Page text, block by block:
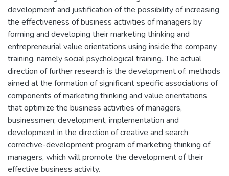
development and justification of the possibility of increasing
the effectiveness of business activities of managers by
forming and developing their marketing thinking and
entrepreneurial value orientations using inside the company
training, namely social psychological training. The actual
direction of further research is the development of: methods
aimed at the formation of significant specific associations of
components of marketing thinking and value orientations
that optimize the business activities of managers,
businessmen; development, implementation and
development in the direction of creative and search
corrective-development program of marketing thinking of
managers, which will promote the development of their
effective business activity.